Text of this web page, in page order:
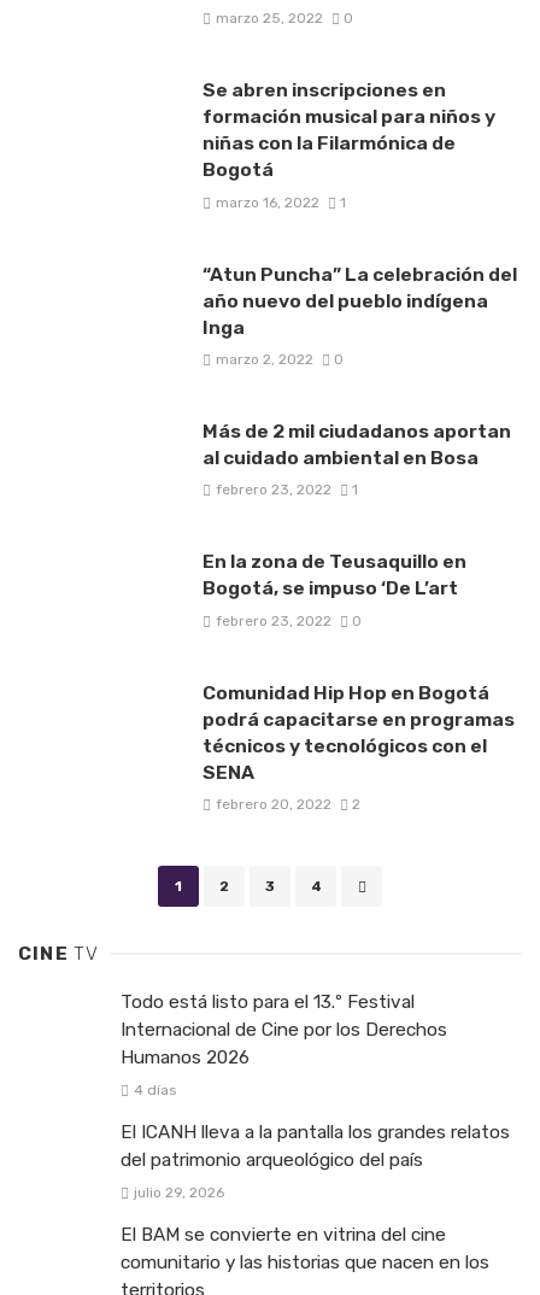
marzo 25, 2022 0
Se abren inscripciones en
formación musical para niños y
niñas con la Filarmónica de
Bogotá
marzo 16, 2022 1
“Atun Puncha” La celebración del
año nuevo del pueblo indígena
Inga
marzo 2, 2022 0
Más de 2 mil ciudadanos aportan
al cuidado ambiental en Bosa
febrero 23, 2022 1
En la zona de Teusaquillo en
Bogotá, se impuso ‘De L’art
febrero 23, 2022 0
Comunidad Hip Hop en Bogotá
podrá capacitarse en programas
técnicos y tecnológicos con el
SENA
febrero 20, 2022 2
Posts navigation
1 2 3 4
CINETV
Todo está listo para el 13.º Festival
Internacional de Cine por los Derechos
Humanos 2026
4 días
El ICANH lleva a la pantalla los grandes relatos
del patrimonio arqueológico del país
julio 29, 2026
El BAM se convierte en vitrina del cine
comunitario y las historias que nacen en los
territorios